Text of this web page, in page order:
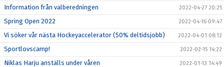
Information från valberedningen 2022-04-27 20:25
Spring Open 2022 2022-04-16 09:47
Vi söker vår nästa Hockeyaccelerator (50% deltidsjobb) 2022-04-01 08:12
Sportlovscamp! 2022-02-15 14:22
Niklas Harju anställs under våren 2022-01-13 14:49